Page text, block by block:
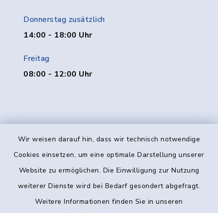
Wir weisen darauf hin, dass wir technisch notwendige
Cookies einsetzen, um eine optimale Darstellung unserer
Website zu ermöglichen. Die Einwilligung zur Nutzung
weiterer Dienste wird bei Bedarf gesondert abgefragt.
Weitere Informationen finden Sie in unseren
Donnerstag zusätzlich
14:00 - 18:00 Uhr
Freitag
08:00 - 12:00 Uhr
Kontakt
Datenschutz